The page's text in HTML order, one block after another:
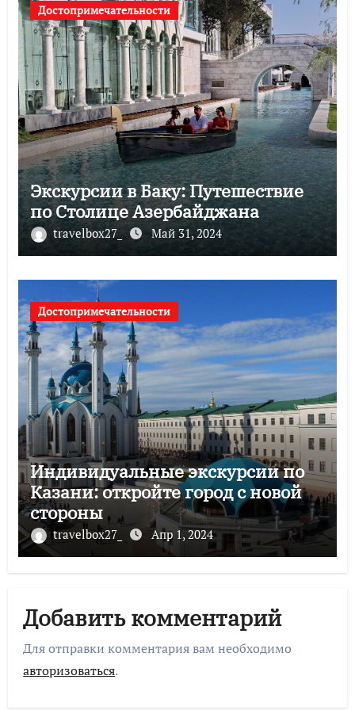
Достопримечательности
Экскурсии в Баку: Путешествие
по Столице Азербайджана
travelbox27_ Май 31, 2024
Достопримечательности
Индивидуальные экскурсии по
Казани: откройте город с новой
стороны
travelbox27_ Апр 1, 2024
Добавить комментарий
Для отправки комментария вам необходимо
авторизоваться.